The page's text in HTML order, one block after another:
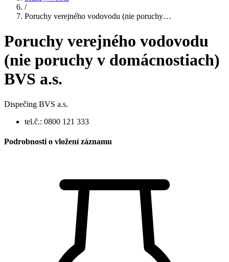
/
Poruchy verejného vodovodu (nie poruchy…
Poruchy verejného vodovodu
(nie poruchy v domácnostiach)
BVS a.s.
Dispečing BVS a.s.
tel.č.: 0800 121 333
Podrobnosti o vložení záznamu